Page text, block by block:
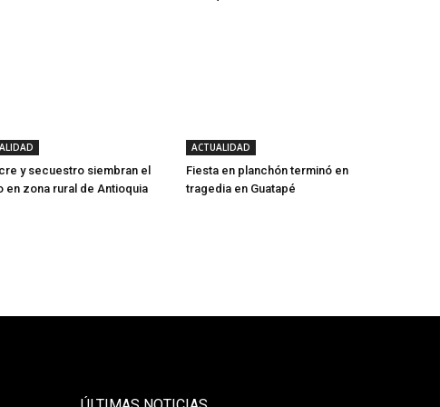
y secuestro siembran el
en zona rural de Antioquia
ACTUALIDAD
Fiesta en planchón terminó en
tragedia en Guatapé